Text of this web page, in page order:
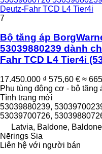
Deutz-Fahr TCD L4 Tier4i
7
Bộ tăng áp
53039880239 dành
Fahr TCD L4 Tier4i
17.450.000 ₫ 575,60 € ≈
Phụ tùng động cơ - bộ tăng
Tình trạng mới
53039880239,
53039700726,
Latvia, Baldone,
Nērings Sia
Liên hệ với người bán